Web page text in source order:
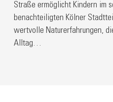
Straße ermöglicht Kindern im
benachteiligten Kölner
wertvolle Naturerfahrungen,
Alltag…